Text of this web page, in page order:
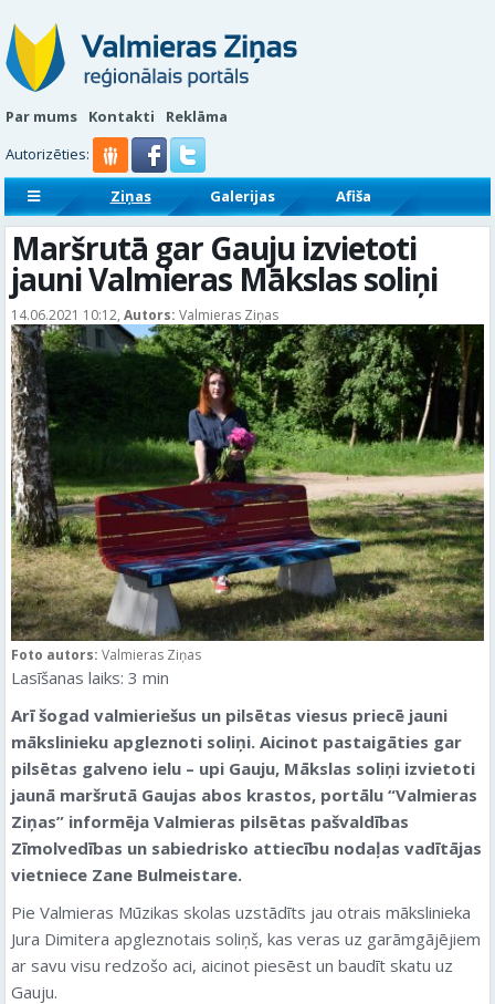
Par mums Kontakti
Reklāma
Autorizēties:
Ziņas Galerijas
Afiša
Sludinājumi
Reklāmraksti
Maršrutā gar Gauju izvietoti
jauni Valmieras Mākslas soliņi
14.06.2021 10:12, Autors: Valmieras Ziņas
Foto autors: Valmieras Ziņas
Lasīšanas laiks: 3 min
Arī šogad valmieriešus un pilsētas viesus priecē jauni
mākslinieku apgleznoti soliņi. Aicinot pastaigāties gar
pilsētas galveno ielu – upi Gauju, Mākslas soliņi izvietoti
jaunā maršrutā Gaujas abos krastos, portālu “Valmieras
Ziņas” informēja Valmieras pilsētas pašvaldības
Zīmolvedības un sabiedrisko attiecību nodaļas vadītājas
vietniece Zane Bulmeistare.
Pie Valmieras Mūzikas skolas uzstādīts jau otrais mākslinieka
Jura Dimitera apgleznotais soliņš, kas veras uz garāmgājējiem
ar savu visu redzošo aci, aicinot piesēst un baudīt skatu uz
Gauju.